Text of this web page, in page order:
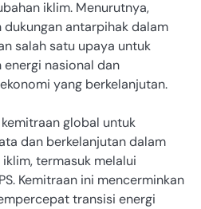
iklim. Menurutnya,
antarpihak dalam
salah satu upaya untuk
nasional dan
yang berkelanjutan.
global untuk
dan berkelanjutan dalam
termasuk melalui
Kemitraan ini mencerminkan
transisi energi